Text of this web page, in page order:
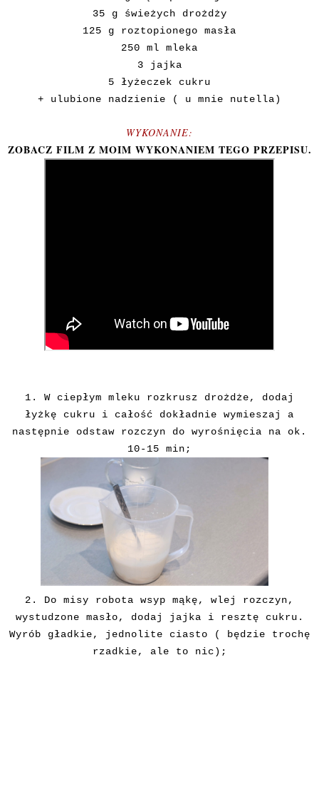
35 g świeżych drożdży
125 g roztopionego masła
250 ml mleka
3 jajka
5 łyżeczek cukru
+ ulubione nadzienie ( u mnie nutella)
WYKONANIE:
ZOBACZ FILM Z MOIM WYKONANIEM TEGO PRZEPISU.
1. W ciepłym mleku rozkrusz drożdże, dodaj
łyżkę cukru i całość dokładnie wymieszaj a
następnie odstaw rozczyn do wyrośnięcia na ok.
10-15 min;
2. Do misy robota wsyp mąkę, wlej rozczyn,
wystudzone masło, dodaj jajka i resztę cukru.
Wyrób gładkie, jednolite ciasto ( będzie trochę
rzadkie, ale to nic);